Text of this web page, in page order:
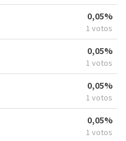
0,05%
1 votos
0,05%
1 votos
0,05%
1 votos
0,05%
1 votos